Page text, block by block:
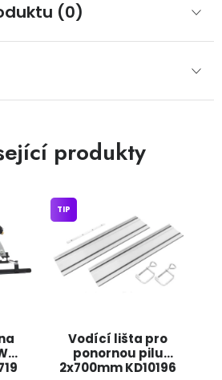
(0)
produkty
Vodící lišta pro
ponornou pilu
2x700mm KD10196
TIP